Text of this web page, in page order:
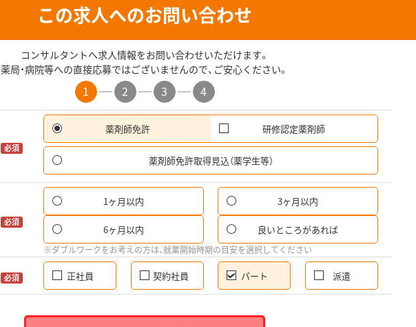
この求人へのお問い合わせ
コンサルタントへ求人情報をお問い合わせいただけます。
薬局・病院等への直接応募ではございませんので、ご安心ください。
1 2 3 4
必須
薬剤師免許 研修認定薬剤師
薬剤師免許取得見込（薬学生等）
必須
1ヶ月以内 3ヶ月以内
6ヶ月以内 良いところがあれば
※ダブルワークをお考えの方は、就業開始時期の目安を選択してください
必須 正社員 契約社員 パート 派遣